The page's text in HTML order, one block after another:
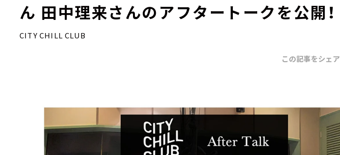
ん 田中理来さんのアフタートークを公開！
CITY CHILL CLUB
この記事をシェア